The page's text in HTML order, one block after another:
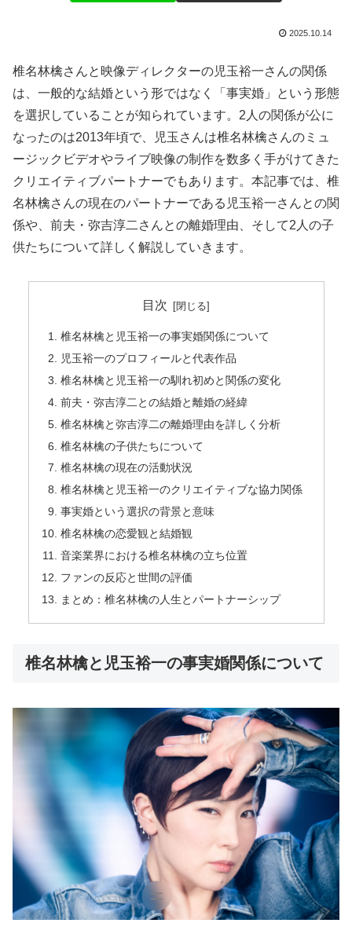
2025.10.14
椎名林檎さんと映像ディレクターの児玉裕一さんの関係
は、一般的な結婚という形ではなく「事実婚」という形態
を選択していることが知られています。2人の関係が公に
なったのは2013年頃で、児玉さんは椎名林檎さんのミュ
ージックビデオやライブ映像の制作を数多く手がけてきた
クリエイティブパートナーでもあります。本記事では、椎
名林檎さんの現在のパートナーである児玉裕一さんとの関
係や、前夫・弥吉淳二さんとの離婚理由、そして2人の子
供たちについて詳しく解説していきます。
目次
椎名林檎と児玉裕一の事実婚関係について
児玉裕一のプロフィールと代表作品
椎名林檎と児玉裕一の馴れ初めと関係の変化
前夫・弥吉淳二との結婚と離婚の経緯
椎名林檎と弥吉淳二の離婚理由を詳しく分析
椎名林檎の子供たちについて
椎名林檎の現在の活動状況
椎名林檎と児玉裕一のクリエイティブな協力関係
事実婚という選択の背景と意味
椎名林檎の恋愛観と結婚観
音楽業界における椎名林檎の立ち位置
ファンの反応と世間の評価
まとめ：椎名林檎の人生とパートナーシップ
椎名林檎と児玉裕一の事実婚関係について